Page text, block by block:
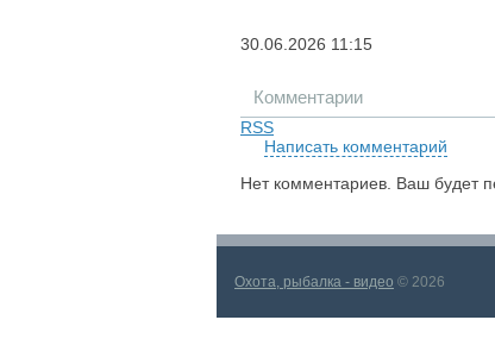
30.06.2026 11:15
Комментарии
RSS
Написать комментарий
Нет комментариев. Ваш будет
Охота, рыбалка - видео © 2026